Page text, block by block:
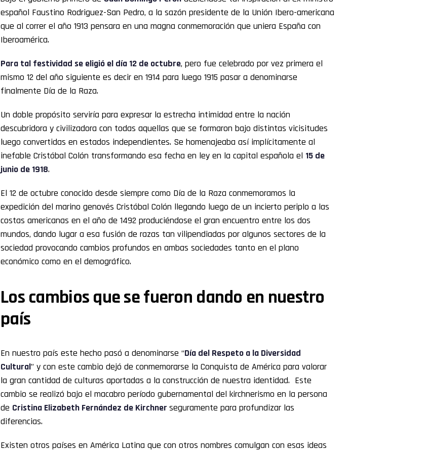
español Faustino Rodriguez-San Pedro, a la sazón presidente de la Unión Ibero-americana
que al correr el año 1913 pensara en una magna conmemoración que uniera España con
Iberoamérica.
Para tal festividad se eligió el día 12 de octubre, pero fue celebrado por vez primera el
mismo 12 del año siguiente es decir en 1914 para luego 1915 pasar a denominarse
finalmente Día de la Raza.
Un doble propósito serviría para expresar la estrecha intimidad entre la nación
descubridora y civilizadora con todas aquellas que se formaron bajo distintas vicisitudes
luego convertidas en estados independientes. Se homenajeaba así implícitamente al
inefable Cristóbal Colón transformando esa fecha en ley en la capital española el 15 de
junio de 1918.
El 12 de octubre conocido desde siempre como Día de la Raza conmemoramos la
expedición del marino genovés Cristóbal Colón llegando luego de un incierto periplo a las
costas americanas en el año de 1492 produciéndose el gran encuentro entre los dos
mundos, dando lugar a esa fusión de razas tan vilipendiadas por algunos sectores de la
sociedad provocando cambios profundos en ambas sociedades tanto en el plano
económico como en el demográfico.
Los cambios que se fueron dando en nuestro
país
En nuestro país este hecho pasó a denominarse “Día del Respeto a la Diversidad
Cultural” y con este cambio dejó de conmemorarse la Conquista de América para valorar
la gran cantidad de culturas aportadas a la construcción de nuestra identidad. Este
cambio se realizó bajo el macabro período gubernamental del kirchnerismo en la persona
de Cristina Elizabeth Fernández de Kirchner seguramente para profundizar las
diferencias.
Existen otros países en América Latina que con otros nombres comulgan con esas ideas